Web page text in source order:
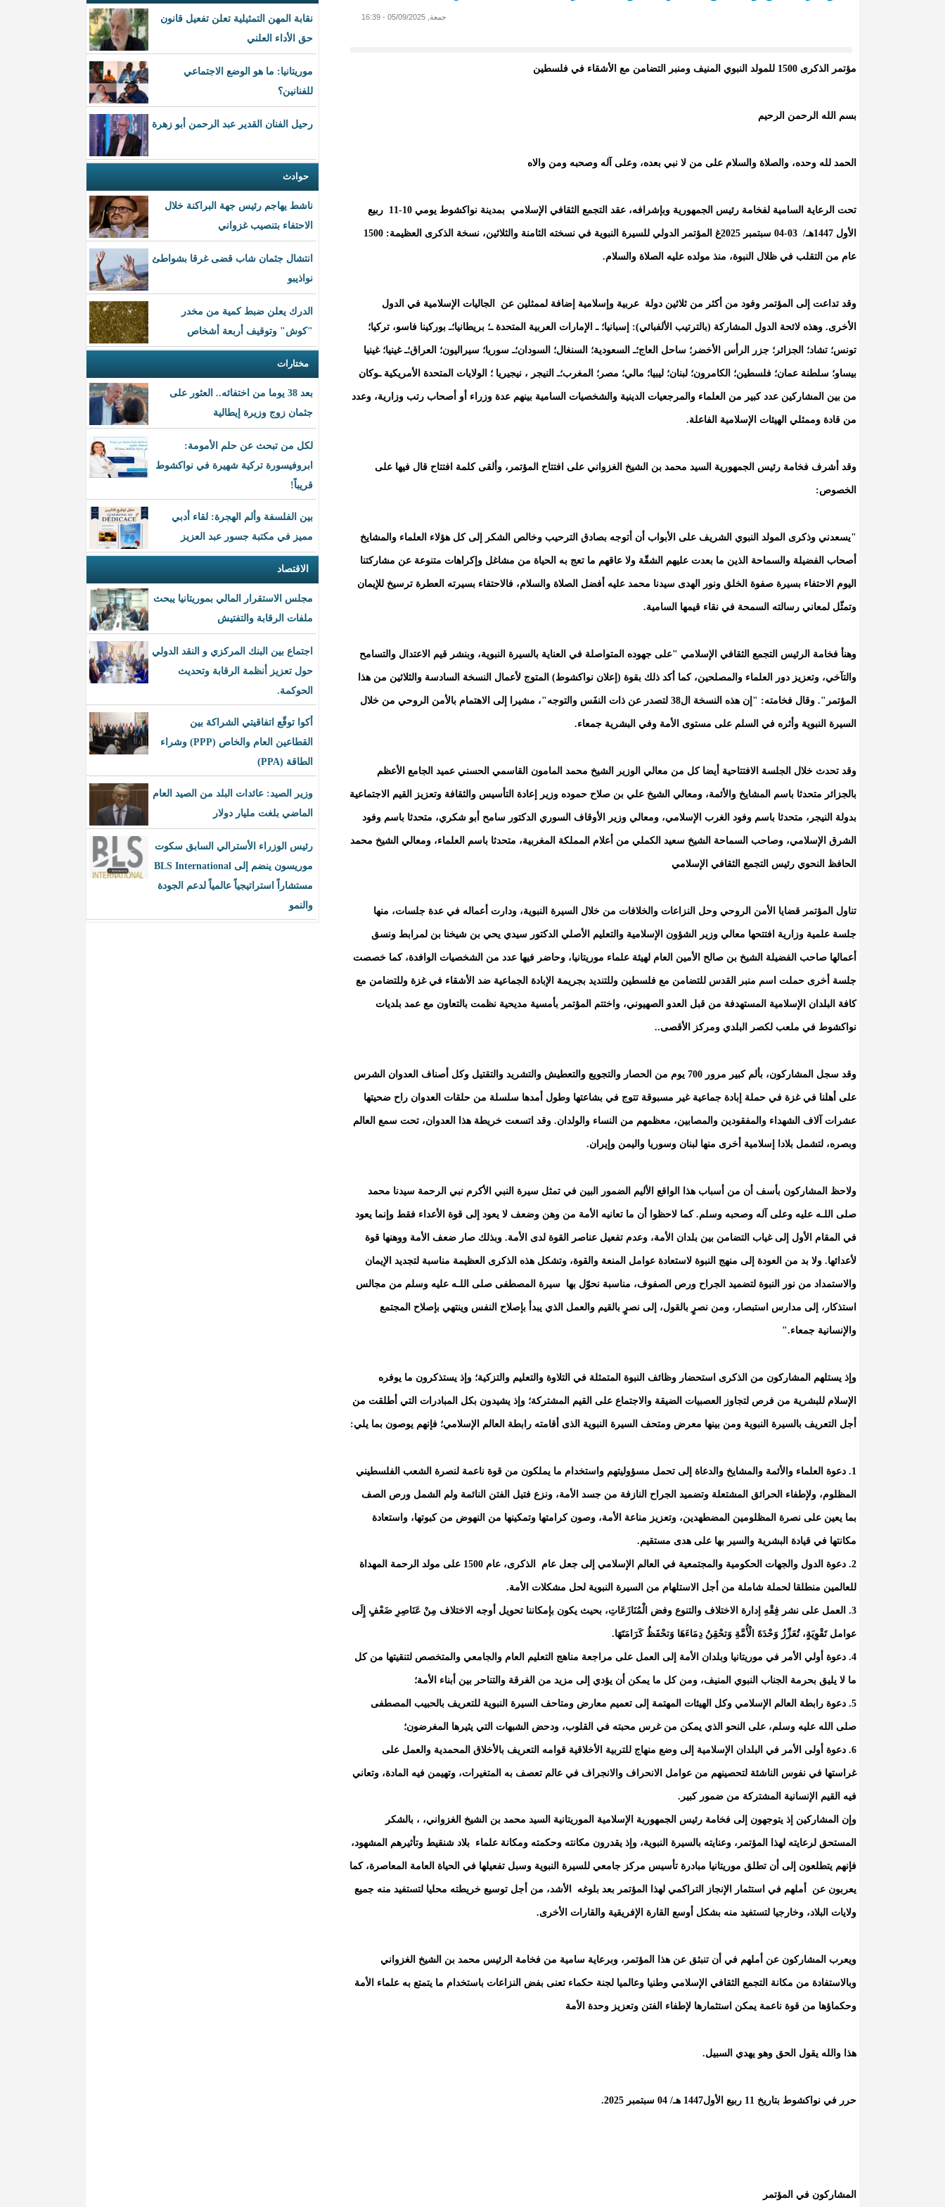
نقابة المهن التمثيلية تعلن تفعيل قانون
حق الأداء العلني
موريتانيا: ما هو الوضع الاجتماعي
للفنانين؟
رحيل الفنان القدير عبد الرحمن أبو زهرة
حوادث
ناشط يهاجم رئيس جهة البراكنة خلال
الاحتفاء بتنصيب غزواني
انتشال جثمان شاب قضى غرقا بشواطئ
نواذيبو
الدرك يعلن ضبط كمية من مخدر
"كوش" وتوقيف أربعة أشخاص
مختارات
بعد 38 يوما من اختفائه.. العثور على
جثمان زوج وزيرة إيطالية
لكل من تبحث عن حلم الأمومة:
ابروفيسورة تركية شهيرة في نواكشوط
قريباً!
بين الفلسفة وألم الهجرة: لقاء أدبي
مميز في مكتبة جسور عبد العزيز
الاقتصاد
مجلس الاستقرار المالي بموريتانيا يبحث
ملفات الرقابة والتفتيش
اجتماع بين البنك المركزي و النقد الدولي
حول تعزيز أنظمة الرقابة وتحديث
الحوكمة.
أكوا توقّع اتفاقيتي الشراكة بين
القطاعين العام والخاص (PPP) وشراء
الطاقة (PPA)
وزير الصيد: عائدات البلد من الصيد العام
الماضي بلغت مليار دولار
رئيس الوزراء الأسترالي السابق سكوت
موريسون ينضم إلى BLS International
مستشاراً استراتيجياً عالمياً لدعم الجودة
والنمو
جمعة, 05/09/2025 - 16:39
مؤتمر الذكرى 1500 للمولد النبوي المنيف ومنبر التضامن مع الأشقاء في فلسطين
بسم الله الرحمن الرحيم
الحمد لله وحده، والصلاة والسلام على من لا نبي بعده، وعلى آله وصحبه ومن والاه
تحت الرعاية السامية لفخامة رئيس الجمهورية وبإشرافه، عقد التجمع الثقافي الإسلامي بمدينة نواكشوط يومي 10-11 ربيع
الأول 1447هـ/ 03-04 سبتمبر 2025غ المؤتمر الدولي للسيرة النبوية في نسخته الثامنة والثلاثين، نسخة الذكرى العظيمة: 1500
عام من التقلب في ظلال النبوة، منذ مولده عليه الصلاة والسلام.
وقد تداعت إلى المؤتمر وفود من أكثر من ثلاثين دولة عربية وإسلامية إضافة لممثلين عن الجاليات الإسلامية في الدول
الأخرى. وهذه لائحة الدول المشاركة (بالترتيب الألفبائي): إسبانيا؛ ـ الإمارات العربية المتحدة ـ؛ بريطانيا؛ـ بوركينا فاسو، تركيا؛
تونس؛ تشاد؛ الجزائر؛ جزر الرأس الأخضر؛ ساحل العاج؛ـ السعودية؛ السنغال؛ السودان؛ـ سوريا؛ سيراليون؛ العراق؛ـ غينيا؛ غينيا
بيساو؛ سلطنة عمان؛ فلسطين؛ الكامرون؛ لبنان؛ ليبيا؛ مالي؛ مصر؛ المغرب؛ـ النيجر ، نيجيريا ؛ الولايات المتحدة الأمريكية ـوكان
من بين المشاركين عدد كبير من العلماء والمرجعيات الدينية والشخصيات السامية بينهم عدة وزراء أو أصحاب رتب وزارية، وعدد
من قادة وممثلي الهيئات الإسلامية الفاعلة.
وقد أشرف فخامة رئيس الجمهورية السيد محمد بن الشيخ الغزواني على افتتاح المؤتمر، وألقى كلمة افتتاح قال فيها على
الخصوص:
"يسعدني وذكرى المولد النبوي الشريف على الأبواب أن أتوجه بصادق الترحيب وخالص الشكر إلى كل هؤلاء العلماء والمشايخ
أصحاب الفضيلة والسماحة الذين ما بعدت عليهم الشقّة ولا عاقهم ما تعج به الحياة من مشاغل وإكراهات متنوعة عن مشاركتنا
اليوم الاحتفاء بسيرة صفوة الخلق ونور الهدى سيدنا محمد عليه أفضل الصلاة والسلام، فالاحتفاء بسيرته العطرة ترسيخ للإيمان
وتمثّل لمعاني رسالته السمحة في نقاء قيمها السامية.
وهنأ فخامة الرئيس التجمع الثقافي الإسلامي "على جهوده المتواصلة في العناية بالسيرة النبوية، وبنشر قيم الاعتدال والتسامح
والتآخي، وتعزيز دور العلماء والمصلحين، كما أكد ذلك بقوة (إعلان نواكشوط) المتوج لأعمال النسخة السادسة والثلاثين من هذا
المؤتمر". وقال فخامته: "إن هذه النسخة ال38 لتصدر عن ذات النفَس والتوجه"، مشيرا إلى الاهتمام بالأمن الروحي من خلال
السيرة النبوية وأثره في السلم على مستوى الأمة وفي البشرية جمعاء.
وقد تحدث خلال الجلسة الافتتاحية أيضا كل من معالي الوزير الشيخ محمد المامون القاسمي الحسني عميد الجامع الأعظم
بالجزائر متحدثا باسم المشايخ والأئمة، ومعالي الشيخ علي بن صلاح حموده وزير إعادة التأسيس والثقافة وتعزيز القيم الاجتماعية
بدولة النيجر، متحدثا باسم وفود الغرب الإسلامي، ومعالي وزير الأوقاف السوري الدكتور سامح أبو شكري، متحدثا باسم وفود
الشرق الإسلامي، وصاحب السماحة الشيخ سعيد الكملي من أعلام المملكة المغربية، متحدثا باسم العلماء، ومعالي الشيخ محمد
الحافظ النحوي رئيس التجمع الثقافي الإسلامي
تناول المؤتمر قضايا الأمن الروحي وحل النزاعات والخلافات من خلال السيرة النبوية، ودارت أعماله في عدة جلسات، منها
جلسة علمية وزارية افتتحها معالي وزير الشؤون الإسلامية والتعليم الأصلي الدكتور سيدي يحي بن شيخنا بن لمرابط ونسق
أعمالها صاحب الفضيلة الشيخ بن صالح الأمين العام لهيئة علماء موريتانيا، وحاضر فيها عدد من الشخصيات الوافدة، كما خصصت
جلسة أخرى حملت اسم منبر القدس للتضامن مع فلسطين وللتنديد بجريمة الإبادة الجماعية ضد الأشقاء في غزة وللتضامن مع
كافة البلدان الإسلامية المستهدفة من قبل العدو الصهيوني، واختتم المؤتمر بأمسية مديحية نظمت بالتعاون مع عمد بلديات
نواكشوط في ملعب لكصر البلدي ومركز الأقصى..
وقد سجل المشاركون، بألم كبير مرور 700 يوم من الحصار والتجويع والتعطيش والتشريد والتقتيل وكل أصناف العدوان الشرس
على أهلنا في غزة في حملة إبادة جماعية غير مسبوقة تتوج في بشاعتها وطول أمدها سلسلة من حلقات العدوان راح ضحيتها
عشرات آلاف الشهداء والمفقودين والمصابين، معظمهم من النساء والولدان. وقد اتسعت خريطة هذا العدوان، تحت سمع العالم
وبصره، لتشمل بلادا إسلامية أخرى منها لبنان وسوريا واليمن وإيران.
ولاحظ المشاركون بأسف أن من أسباب هذا الواقع الأليم الضمور البين في تمثل سيرة النبي الأكرم نبي الرحمة سيدنا محمد
صلى اللـه عليه وعلى آله وصحبه وسلم. كما لاحظوا أن ما تعانيه الأمة من وهن وضعف لا يعود إلى قوة الأعداء فقط وإنما يعود
في المقام الأول إلى غياب التضامن بين بلدان الأمة، وعدم تفعيل عناصر القوة لدى الأمة. وبذلك صار ضعف الأمة ووهنها قوة
لأعدائها. ولا بد من العودة إلى منهج النبوة لاستعادة عوامل المنعة والقوة، وتشكل هذه الذكرى العظيمة مناسبة لتجديد الإيمان
والاستمداد من نور النبوة لتضميد الجراح ورص الصفوف، مناسبة نحوّل بها سيرة المصطفى صلى اللـه عليه وسلم من مجالس
استذكار، إلى مدارس استبصار، ومن نصرٍ بالقول، إلى نصرٍ بالقيم والعمل الذي يبدأ بإصلاح النفس وينتهي بإصلاح المجتمع
والإنسانية جمعاء."
وإذ يستلهم المشاركون من الذكرى استحضار وظائف النبوة المتمثلة في التلاوة والتعليم والتزكية؛ وإذ يستذكرون ما يوفره
الإسلام للبشرية من فرص لتجاوز العصبيات الضيقة والاجتماع على القيم المشتركة؛ وإذ يشيدون بكل المبادرات التي أطلقت من
أجل التعريف بالسيرة النبوية ومن بينها معرض ومتحف السيرة النبوية الذى أقامته رابطة العالم الإسلامي؛ فإنهم يوصون بما يلي:
1. دعوة العلماء والأئمة والمشايخ والدعاة إلى تحمل مسؤوليتهم واستخدام ما يملكون من قوة ناعمة لنصرة الشعب الفلسطيني
المظلوم، ولإطفاء الحرائق المشتعلة وتضميد الجراح النازفة من جسد الأمة، ونزع فتيل الفتن النائمة ولم الشمل ورص الصف
بما يعين على نصرة المظلومين المضطهدين، وتعزيز مناعة الأمة، وصون كرامتها وتمكينها من النهوض من كبوتها، واستعادة
مكانتها في قيادة البشرية والسير بها على هدى مستقيم.
2. دعوة الدول والجهات الحكومية والمجتمعية في العالم الإسلامي إلى جعل عام الذكرى، عام 1500 على مولد الرحمة المهداة
للعالمين منطلقا لحملة شاملة من أجل الاستلهام من السيرة النبوية لحل مشكلات الأمة.
3. العمل على نشر فِقْهِ إدارة الاختلاف والتنوع وفض الْمُنَازَعَاتِ، بحيث يكون بإمكاننا تحويل أوجه الاختلاف مِنْ عَنَاصِرِ ضَعْفٍ إِلَى
عوامل تَقْوِيَةٍ، تُعَزِّزُ وَحْدَةَ الْأُمَّةِ وَتحْقِنُ دِمَاءَهَا وَتحْفَظُ كَرَامَتَهَا.
4. دعوة أولي الأمر في موريتانيا وبلدان الأمة إلى العمل على مراجعة مناهج التعليم العام والجامعي والمتخصص لتنقيتها من كل
ما لا يليق بحرمة الجناب النبوي المنيف، ومن كل ما يمكن أن يؤدي إلى مزيد من الفرقة والتناحر بين أبناء الأمة؛
5. دعوة رابطة العالم الإسلامي وكل الهيئات المهتمة إلى تعميم معارض ومتاحف السيرة النبوية للتعريف بالحبيب المصطفى
صلى الله عليه وسلم، على النحو الذي يمكن من غرس محبته في القلوب، ودحض الشبهات التي يثيرها المغرضون؛
6. دعوة أولى الأمر في البلدان الإسلامية إلى وضع منهاج للتربية الأخلاقية قوامه التعريف بالأخلاق المحمدية والعمل على
غراستها في نفوس الناشئة لتحصينهم من عوامل الانحراف والانجراف في عالم تعصف به المتغيرات، وتهيمن فيه المادة، وتعاني
فيه القيم الإنسانية المشتركة من ضمور كبير.
وإن المشاركين إذ يتوجهون إلى فخامة رئيس الجمهورية الإسلامية الموريتانية السيد محمد بن الشيخ الغزواني، ، بالشكر
المستحق لرعايته لهذا المؤتمر، وعنايته بالسيرة النبوية، وإذ يقدرون مكانته وحكمته ومكانة علماء بلاد شنقيط وتأثيرهم المشهود،
فإنهم يتطلعون إلى أن تطلق موريتانيا مبادرة تأسيس مركز جامعي للسيرة النبوية وسبل تفعيلها في الحياة العامة المعاصرة، كما
يعربون عن أملهم في استثمار الإنجاز التراكمي لهذا المؤتمر بعد بلوغه الأشد، من أجل توسيع خريطته محليا لتستفيد منه جميع
ولايات البلاد، وخارجيا لتستفيد منه بشكل أوسع القارة الإفريقية والقارات الأخرى.
ويعرب المشاركون عن أملهم في أن تنبثق عن هذا المؤتمر، وبرعاية سامية من فخامة الرئيس محمد بن الشيخ الغزواني
وبالاستفادة من مكانة التجمع الثقافي الإسلامي وطنيا وعالميا لجنة حكماء تعنى بفض النزاعات باستخدام ما يتمتع به علماء الأمة
وحكماؤها من قوة ناعمة يمكن استثمارها لإطفاء الفتن وتعزيز وحدة الأمة
هذا والله يقول الحق وهو يهدي السبيل.
حرر في نواكشوط بتاريخ 11 ربيع الأول1447 هـ/ 04 سبتمبر 2025.
المشاركون في المؤتمر